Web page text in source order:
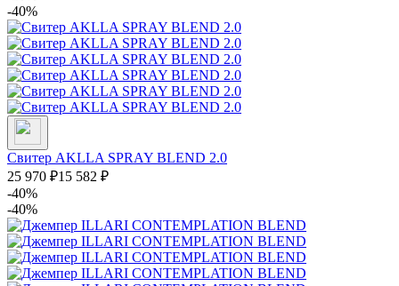
-40%
Свитер AKLLA SPRAY BLEND 2.0
25 970 ₽15 582 ₽
-40%
-40%